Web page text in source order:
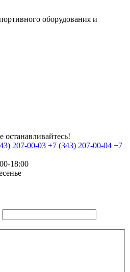
оборудования и
останавливайтесь!
207-00-03 +7 (343) 207-00-04 +7
18:00